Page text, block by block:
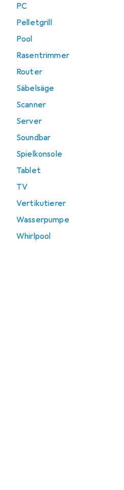
PC
Pelletgrill
Pool
Rasentrimmer
Router
Säbelsäge
Scanner
Server
Soundbar
Spielkonsole
Tablet
TV
Vertikutierer
Wasserpumpe
Whirlpool